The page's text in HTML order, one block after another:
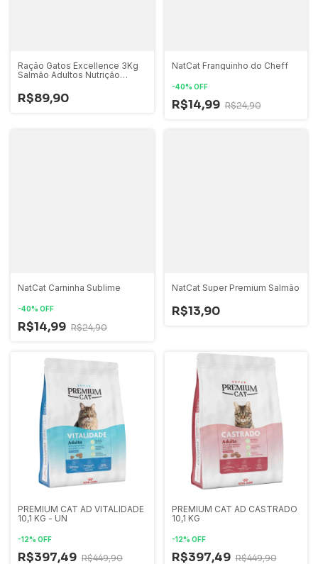
Ração Gatos Excellence 3Kg
Salmão Adultos Nutrição
R$89,90
NatCat Franguinho do Cheff
-40% OFF
R$14,99 R$24,90
NatCat Carninha Sublime
-40% OFF
R$14,99 R$24,90
NatCat Super Premium Salmão
R$13,90
PREMIUM CAT AD VITALIDADE
10,1 KG - UN
-12% OFF
R$397,49 R$449,90
PREMIUM CAT AD CASTRADO
10,1 KG
-12% OFF
R$397,49 R$449,90